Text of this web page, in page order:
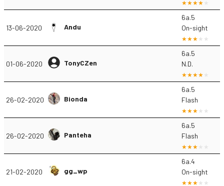
13-06-2020 Andu
6a.5
On-sight
01-06-2020 TonyCZen
6a.5
N.D.
26-02-2020 Bionda
6a.5
Flash
26-02-2020 Panteha
6a.5
Flash
21-02-2020 gg_wp
6a.4
On-sight